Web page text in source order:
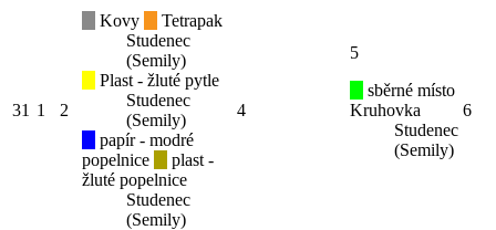
31 1 2
Kovy
Tetrapak
Studenec
(Semily)
Plast - žluté pytle
Studenec
(Semily)
papír - modré
popelnice
plast -
žluté popelnice
Studenec
(Semily)
4
5
sběrné místo
Kruhovka
Studenec
(Semily)
6